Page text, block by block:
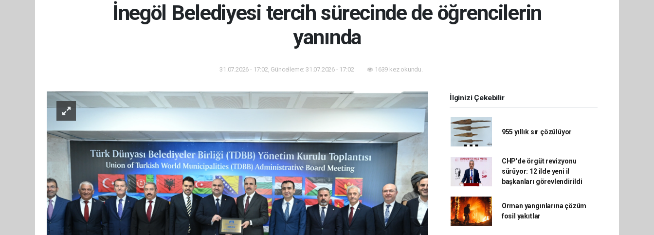
İnegöl Belediyesi tercih sürecinde de öğrencilerin
yanında
31.07.2026 - 17:02, Güncelleme: 31.07.2026 - 17:02 1639 kez okundu.
İlginizi Çekebilir
955 yıllık sır çözülüyor
CHP'de örgüt revizyonu
sürüyor: 12 ilde yeni il
başkanları görevlendirildi
Orman yangınlarına çözüm
fosil yakıtlar